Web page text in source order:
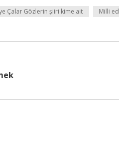
Çalar Gözlerin şiiri kime ait Milli